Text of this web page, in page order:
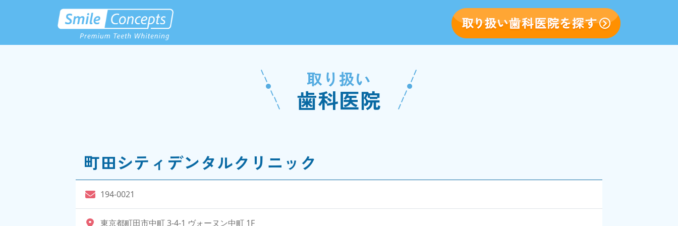
取り扱い
歯科医院
町田シティデンタルクリニック
194-0021
東京都町田市中町 3-4-1 ヴォーヌン中町 1F